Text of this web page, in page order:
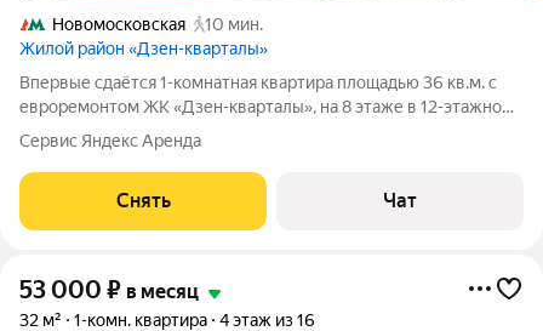
Новомосковская
10 мин.
Жилой район «Дзен-кварталы»
Впервые сдаётся 1-комнатная квартира площадью 36 кв.м. с
евроремонтом ЖК «Дзен-кварталы», на 8 этаже в 12-этажном
доме на срок от 11 месяцев. Из техники есть: Телевизор
Духовой шкаф Стиральная машина Холодильник
Посудомоечная машина
Сервис Яндекс Аренда
Снять Чат
53 000 ₽ в месяц
32 м² 1-комн. квартира 4 этаж из 16